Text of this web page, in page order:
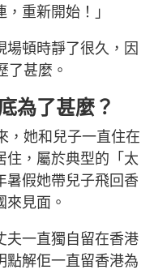
重新開始！」
場頓時靜了很久，因
了甚麼。
為了甚麼？
，她和兒子一直住在
住，屬於典型的「太
暑假她帶兒子飛回香
見面。
夫一直獨自留在香港
點解佢一直留香港為